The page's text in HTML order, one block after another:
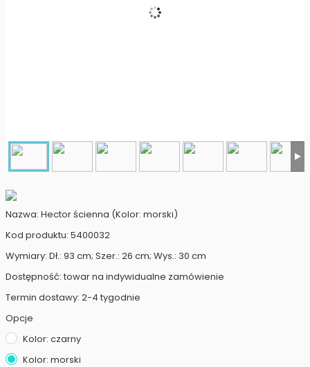
Nazwa: Hector ścienna (Kolor: morski)
Kod produktu: 5400032
Wymiary: Dł.: 93 cm; Szer.: 26 cm; Wys.: 30 cm
Dostępność: towar na indywidualne zamówienie
Termin dostawy: 2-4 tygodnie
Opcje
Kolor: czarny
Kolor: morski